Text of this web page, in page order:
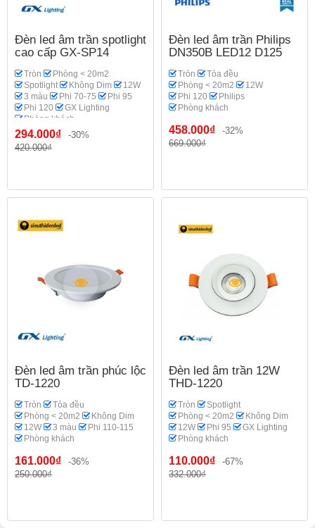
Đèn led âm trần spotlight
cao cấp GX-SP14
Tròn
Phòng < 20m2
Spotlight
Không Dim
12W
3 màu
Phi 70-75
Phi 95
Phi 120
GX Lighting
Phòng khách
294.000₫
-30%
420.000₫
Đèn led âm trần Philips
DN350B LED12 D125
Tròn
Tỏa đều
Phòng < 20m2
12W
Phi 120
Philips
Phòng khách
458.000₫
-32%
669.000₫
Đèn led âm trần phúc lộc
TD-1220
Tròn
Tỏa đều
Phòng < 20m2
Không Dim
12W
3 màu
Phi 110-115
Phòng khách
161.000₫
-36%
250.000₫
Đèn led âm trần 12W
THD-1220
Tròn
Spotlight
Phòng < 20m2
Không Dim
12W
Phi 95
GX Lighting
Phòng khách
110.000₫
-67%
332.000₫